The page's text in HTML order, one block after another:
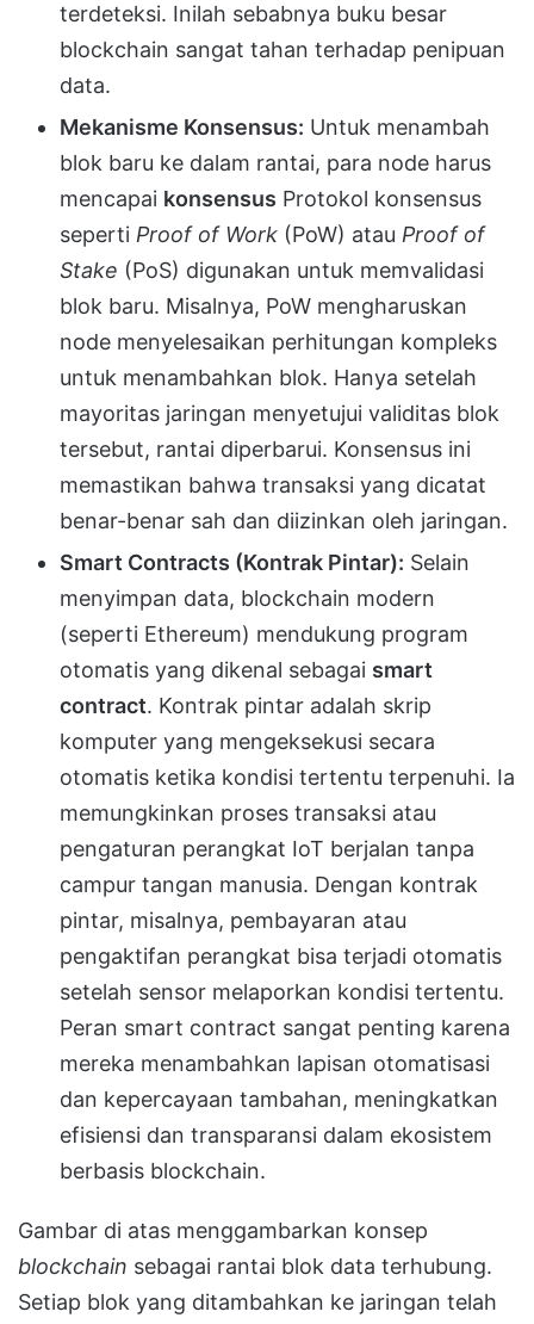
terdeteksi. Inilah sebabnya buku besar
blockchain sangat tahan terhadap penipuan
data.
Mekanisme Konsensus: Untuk menambah
blok baru ke dalam rantai, para node harus
mencapai konsensus Protokol konsensus
seperti Proof of Work (PoW) atau Proof of
Stake (PoS) digunakan untuk memvalidasi
blok baru. Misalnya, PoW mengharuskan
node menyelesaikan perhitungan kompleks
untuk menambahkan blok. Hanya setelah
mayoritas jaringan menyetujui validitas blok
tersebut, rantai diperbarui. Konsensus ini
memastikan bahwa transaksi yang dicatat
benar-benar sah dan diizinkan oleh jaringan.
Smart Contracts (Kontrak Pintar): Selain
menyimpan data, blockchain modern
(seperti Ethereum) mendukung program
otomatis yang dikenal sebagai smart
contract. Kontrak pintar adalah skrip
komputer yang mengeksekusi secara
otomatis ketika kondisi tertentu terpenuhi. Ia
memungkinkan proses transaksi atau
pengaturan perangkat IoT berjalan tanpa
campur tangan manusia. Dengan kontrak
pintar, misalnya, pembayaran atau
pengaktifan perangkat bisa terjadi otomatis
setelah sensor melaporkan kondisi tertentu.
Peran smart contract sangat penting karena
mereka menambahkan lapisan otomatisasi
dan kepercayaan tambahan, meningkatkan
efisiensi dan transparansi dalam ekosistem
berbasis blockchain.
Gambar di atas menggambarkan konsep
blockchain sebagai rantai blok data terhubung.
Setiap blok yang ditambahkan ke jaringan telah